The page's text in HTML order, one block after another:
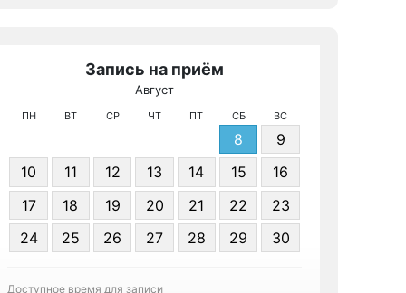
Запись на приём
Август
ПН ВТ СР ЧТ ПТ СБ ВС
8
9
10
11 12 13 14 15
16
17
18 19 20 21 22
23
24
25 26 27 28 29 30
Доступное время для записи